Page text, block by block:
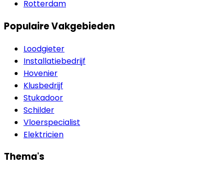
Rotterdam
Populaire Vakgebieden
Loodgieter
Installatiebedrijf
Hovenier
Klusbedrijf
Stukadoor
Schilder
Vloerspecialist
Elektricien
Thema's